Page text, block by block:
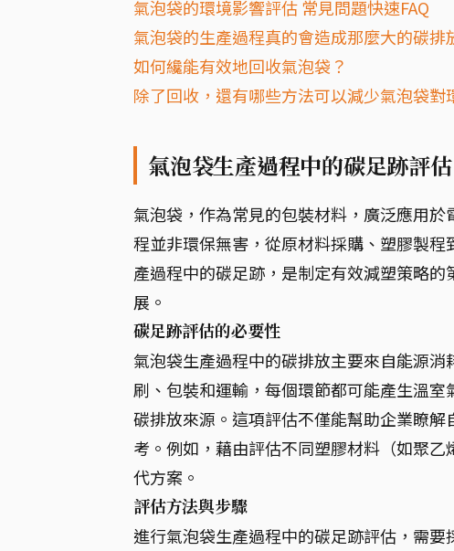
氣泡袋的環境影響評估 常見問題快速FAQ
氣泡袋的生產過程真的會造成那麼大的碳排
如何纔能有效地回收氣泡袋？
除了回收，還有哪些方法可以減少氣泡袋對
氣泡袋生產過程中的碳足跡評估
氣泡袋，作為常見的包裝材料，廣泛應用
程並非環保無害，從原材料採購、塑膠製
產過程中的碳足跡，是制定有效減塑策略
展。
碳足跡評估的必要性
氣泡袋生產過程中的碳排放主要來自能源
刷、包裝和運輸，每個環節都可能產生溫室
碳排放來源。這項評估不僅能幫助企業瞭
考。例如，藉由評估不同塑膠材料（如聚
代方案。
評估方法與步驟
進行氣泡袋生產過程中的碳足跡評估，需要